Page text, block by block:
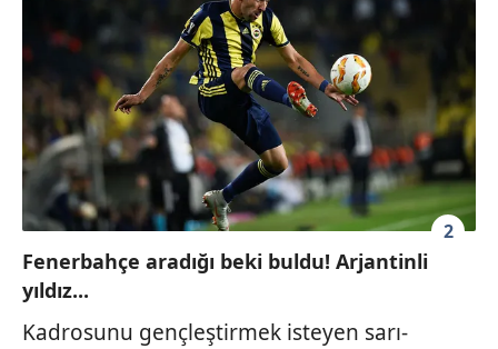
2
Fenerbahçe aradığı beki buldu! Arjantinli
yıldız...
Kadrosunu gençleştirmek isteyen sarı-